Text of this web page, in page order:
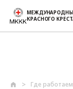
КРАСНОГО
Где работаем